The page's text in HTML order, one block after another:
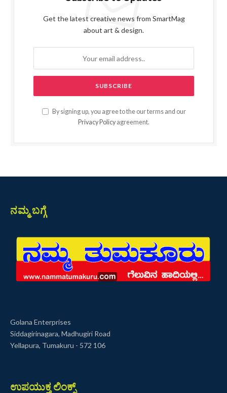
Get the latest creative news from SmartMag
about art & design.
By signing up, you agree to the our terms and our
Privacy Policy agreement.
ನಮ್ಮ ಬಗ್ಗೆ
Golana Enterprises
Siddagirinagara, Madhugiri Road
Yellapura, Tumakuru - 572 106
ಉಪಯುಕ್ತ ಲಿಂಕ್ಸ್